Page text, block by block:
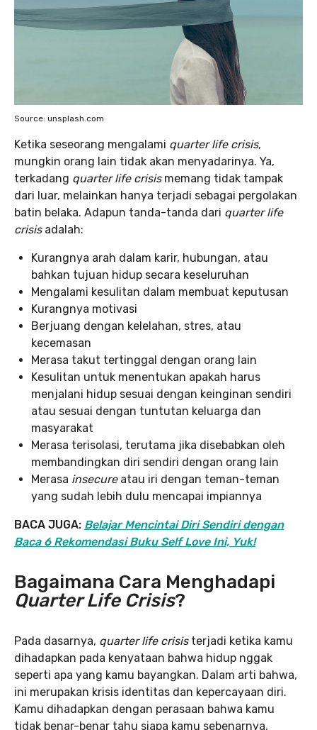
Source: unsplash.com
Ketika seseorang mengalami quarter life crisis,
mungkin orang lain tidak akan menyadarinya. Ya,
terkadang quarter life crisismemang tidak tampak
dari luar, melainkan hanya terjadi sebagai pergolakan
batin belaka. Adapun tanda-tanda dari quarter life
crisisadalah:
Kurangnya arah dalam karir, hubungan, atau
bahkan tujuan hidup secara keseluruhan
Mengalami kesulitan dalam membuat keputusan
Kurangnya motivasi
Berjuang dengan kelelahan, stres, atau
kecemasan
Merasa takut tertinggal dengan orang lain
Kesulitan untuk menentukan apakah harus
menjalani hidup sesuai dengan keinginan sendiri
atau sesuai dengan tuntutan keluarga dan
masyarakat
Merasa terisolasi, terutama jika disebabkan oleh
membandingkan diri sendiri dengan orang lain
Merasa insecureatau iri dengan teman-teman
yang sudah lebih dulu mencapai impiannya
BACA JUGA: Belajar Mencintai Diri Sendiri dengan
Baca 6 Rekomendasi Buku Self Love Ini, Yuk!
Bagaimana Cara Menghadapi
Quarter Life Crisis?
Pada dasarnya, quarter life crisisterjadi ketika kamu
dihadapkan pada kenyataan bahwa hidup nggak
seperti apa yang kamu bayangkan. Dalam arti bahwa,
ini merupakan krisis identitas dan kepercayaan diri.
Kamu dihadapkan dengan perasaan bahwa kamu
tidak benar-benar tahu siapa kamu sebenarnya,